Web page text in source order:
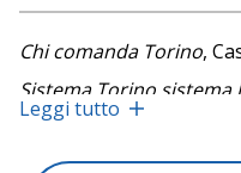
Chi comanda Torino,
Sistema Torino sistema
Ancora dodici
alpina, Bollati
Leggi tutto